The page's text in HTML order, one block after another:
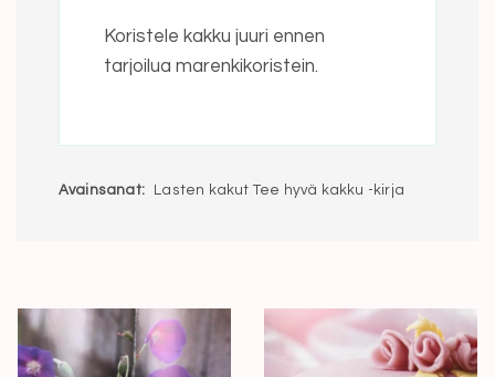
Koristele kakku juuri ennen
tarjoilua marenkikoristein.
Avainsanat: Lasten kakut Tee hyvä kakku -kirja